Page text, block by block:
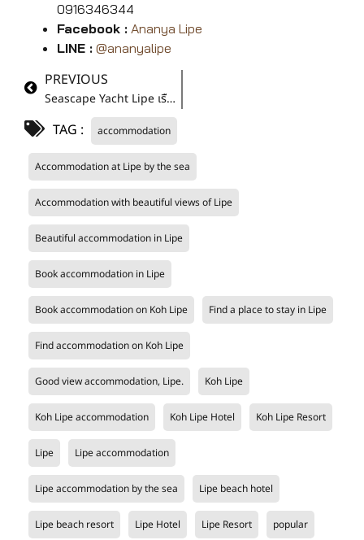
0916346344
Facebook : Ananya Lipe
LINE : @ananyalipe
PREVIOUS
Seascape Yacht Lipe เรือยอร์ชสุดหรูลำแรกบนเกาะหลีเป๊ะ
TAG : accommodation
Accommodation at Lipe by the sea
Accommodation with beautiful views of Lipe
Beautiful accommodation in Lipe
Book accommodation in Lipe
Book accommodation on Koh Lipe Find a place to stay in Lipe
Find accommodation on Koh Lipe
Good view accommodation, Lipe. Koh Lipe
Koh Lipe accommodation Koh Lipe Hotel Koh Lipe Resort
Lipe Lipe accommodation
Lipe accommodation by the sea Lipe beach hotel
Lipe beach resort Lipe Hotel Lipe Resort popular